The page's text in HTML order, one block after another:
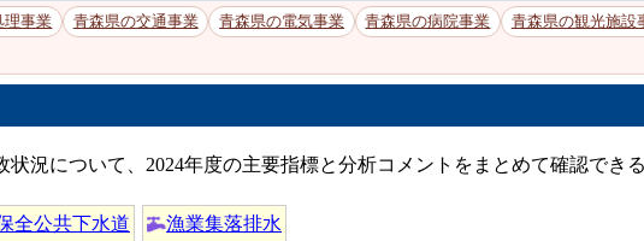
理事業 青森県の交通事業 青森県の電気事業 青森県の病院事業 青森県の観光施設
状況について、2024年度の主要指標と分析コメントをまとめて確認できる
全公共下水道 漁業集落排水